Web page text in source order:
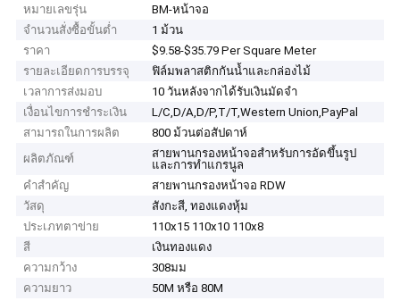
หมายเลขรุ่น
BM-หน้าจอ
จำนวนสั่งซื้อขั้นต่ำ
1 ม้วน
ราคา
$9.58-$35.79 Per Square Meter
รายละเอียดการบรรจุ
ฟิล์มพลาสติกกันน้ำและกล่องไม้
เวลาการส่งมอบ
10 วันหลังจากได้รับเงินมัดจำ
เงื่อนไขการชำระเงิน
L/C,D/A,D/P,T/T,Western Union,PayPal
สามารถในการผลิต
800 ม้วนต่อสัปดาห์
ผลิตภัณฑ์
สายพานกรองหน้าจอสำหรับการอัดขึ้นรูป
และการทำแกรนูล
คำสำคัญ
สายพานกรองหน้าจอ RDW
วัสดุ
สังกะสี, ทองแดงหุ้ม
ประเภทตาข่าย
110x15 110x10 110x8
สี
เงินทองแดง
ความกว้าง
308มม
ความยาว
50M หรือ 80M